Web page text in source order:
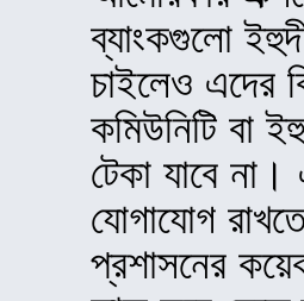
ব্যাংকগুলো
চাইলেও এদের
কমিউনিটি বা
টেকা যাবে
যোগাযোগ রাখতে
প্রশাসনের